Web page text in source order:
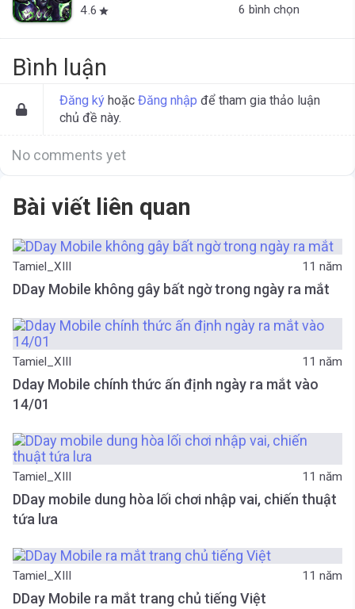
4.6 star 6 bình chọn
Bình luận
Đăng ký hoặc Đăng nhập để tham gia thảo luận
chủ đề này.
No comments yet
Bài viết liên quan
Tamiel_XIII 11 năm
DDay Mobile không gây bất ngờ trong ngày ra mắt
Tamiel_XIII 11 năm
Dday Mobile chính thức ấn định ngày ra mắt vào
14/01
Tamiel_XIII 11 năm
DDay mobile dung hòa lối chơi nhập vai, chiến thuật
tứa lưa
Tamiel_XIII 11 năm
DDay Mobile ra mắt trang chủ tiếng Việt